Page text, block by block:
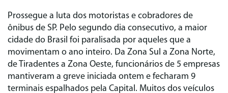
Prossegue a luta dos motoristas e cobradores de
ônibus de SP. Pelo segundo dia consecutivo, a maior
cidade do Brasil foi paralisada por aqueles que a
movimentam o ano inteiro. Da Zona Sul a Zona Norte,
de Tiradentes a Zona Oeste, funcionários de 5 empresas
mantiveram a greve iniciada ontem e fecharam 9
terminais espalhados pela Capital. Muitos dos veículos